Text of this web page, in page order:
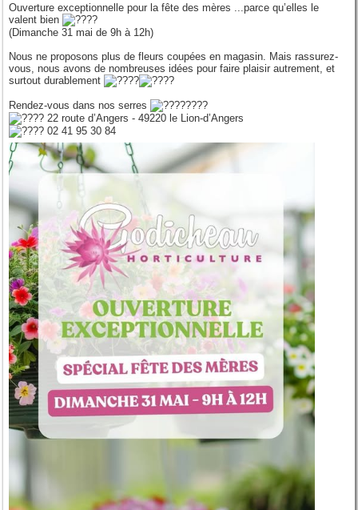
Ouverture exceptionnelle pour la fête des mères ...parce qu’elles le
valent bien
(Dimanche 31 mai de 9h à 12h)
Nous ne proposons plus de fleurs coupées en magasin. Mais rassurez-
vous, nous avons de nombreuses idées pour faire plaisir autrement, et
surtout durablement
Rendez-vous dans nos serres
22 route d’Angers - 49220 le Lion-d’Angers
02 41 95 30 84